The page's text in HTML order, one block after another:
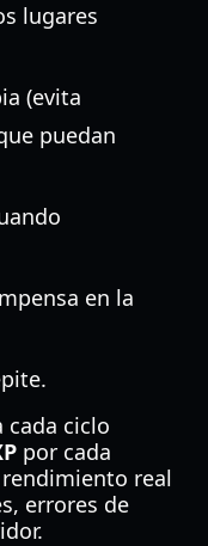
lugares
(evita
puedan
en la
cada ciclo
por cada
real
errores de